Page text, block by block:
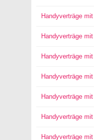
Handyverträge
Handyverträge
Handyverträge
Handyverträge
Handyverträge
Handyverträge
Handyverträge